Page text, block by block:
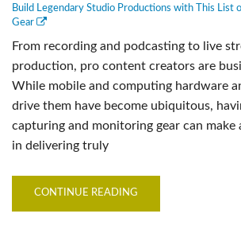
Build Legendary Studio Productions with This List
Gear
From recording and podcasting to live
production, pro content creators are
While mobile and computing hardware
drive them have become ubiquitous,
capturing and monitoring gear can make
in delivering truly
CONTINUE READING